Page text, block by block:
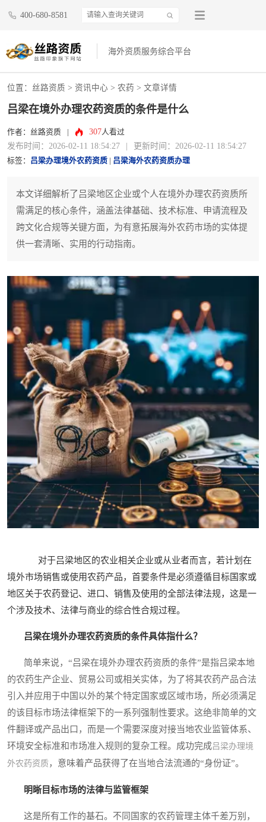
400-680-8581
海外资质服务综合平台
位置： 丝路资质 > 资讯中心 > 农药 > 文章详情
吕梁在境外办理农药资质的条件是什么
作者：丝路资质 307人看过
发布时间：2026-02-11 18:54:27 更新时间：2026-02-11 18:54:27
标签： 吕梁办理境外农药资质 吕梁海外农药资质办理
本文详细解析了吕梁地区企业或个人在境外办理农药资质所
需满足的核心条件，涵盖法律基础、技术标准、申请流程及
跨文化合规等关键方面，为有意拓展海外农药市场的实体提
供一套清晰、实用的行动指南。
对于吕梁地区的农业相关企业或从业者而言，若计划在
境外市场销售或使用农药产品，首要条件是必须遵循目标国家或
地区关于农药登记、进口、销售及使用的全部法律法规，这是一
个涉及技术、法律与商业的综合性合规过程。
吕梁在境外办理农药资质的条件具体指什么？
简单来说，“吕梁在境外办理农药资质的条件”是指吕梁本地
的农药生产企业、贸易公司或相关实体，为了将其农药产品合法
引入并应用于中国以外的某个特定国家或区域市场，所必须满足
的该目标市场法律框架下的一系列强制性要求。这绝非简单的文
件翻译或产品出口，而是一个需要深度对接当地农业监管体系、
环境安全标准和市场准入规则的复杂工程。成功完成吕梁办理境
外农药资质，意味着产品获得了在当地合法流通的“身份证”。
明晰目标市场的法律与监管框架
这是所有工作的基石。不同国家的农药管理主体千差万别，